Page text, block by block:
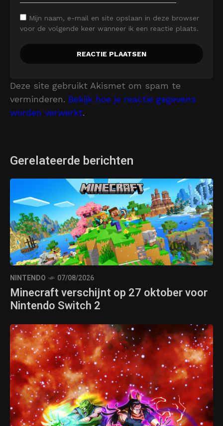
Mijn naam, e-mail en site opslaan in deze browser
voor de volgende keer wanneer ik een reactie plaats.
Deze site gebruikt Akismet om spam te
verminderen. Bekijk hoe je reactie gegevens
worden verwerkt.
Gerelateerde berichten
NINTENDO 07/08/2026
Minecraft verschijnt op 27 oktober voor
Nintendo Switch 2